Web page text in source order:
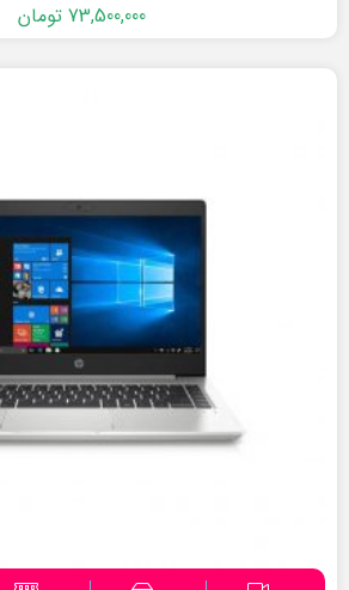
73,500,000 تومان